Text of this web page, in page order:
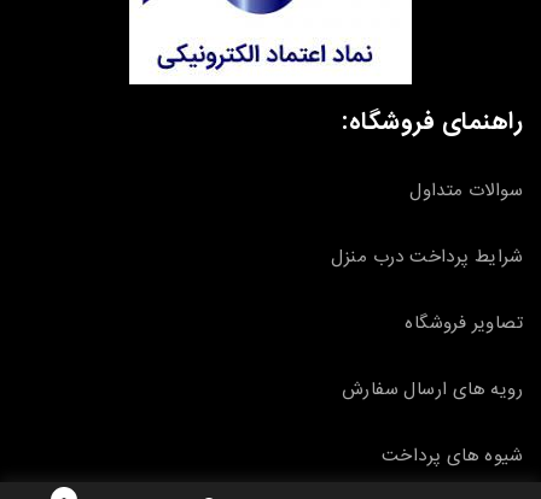
راهنمای فروشگاه:
سوالات متداول
شرایط پرداخت درب منزل
تصاویر فروشگاه
رویه های ارسال سفارش
شیوه های پرداخت